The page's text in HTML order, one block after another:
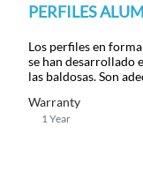
PERFILES
Los perfiles en
se han desarrollado
las baldosas. Son
Warranty
1 Year